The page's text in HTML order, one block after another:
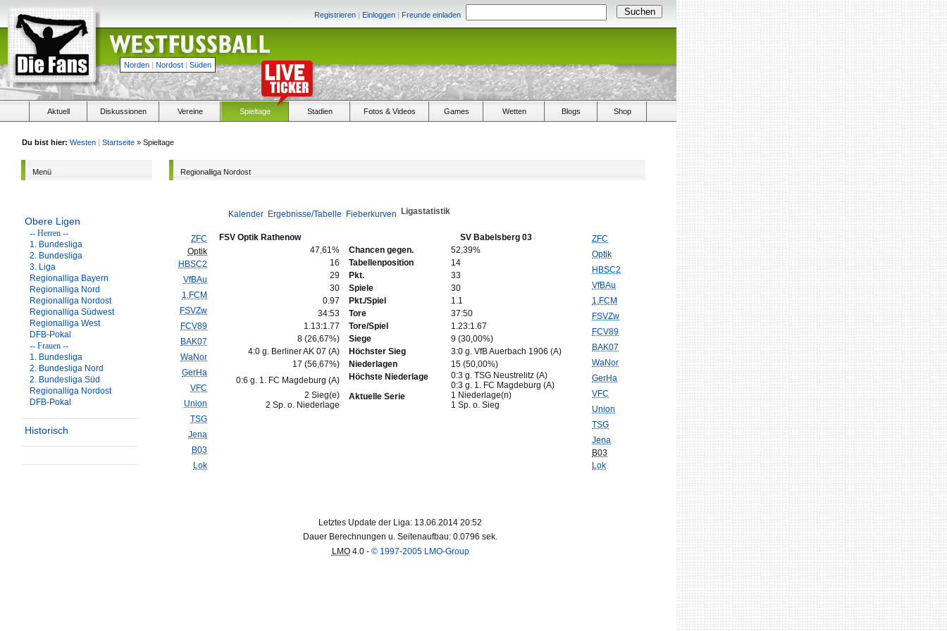
Registrieren | Einloggen | Freunde einladen
Norden | Nordost | Süden
Aktuell Diskussionen Vereine Spieltage Stadien Fotos & Videos Games Wetten Blogs Shop
Du bist hier: Westen | Startseite » Spieltage
Menü
Obere Ligen
-- Herren --
1. Bundesliga
2. Bundesliga
3. Liga
Regionalliga Bayern
Regionalliga Nord
Regionalliga Nordost
Regionalliga Südwest
Regionalliga West
DFB-Pokal
-- Frauen --
1. Bundesliga
2. Bundesliga Nord
2. Bundesliga Süd
Regionalliga Nordost
DFB-Pokal
Historisch
Regionalliga Nordost
Kalender Ergebnisse/Tabelle Fieberkurven Ligastatistik
ZFC
Optik
HBSC2
VfBAu
1.FCM
FSVZw
FCV89
BAK07
WaNor
GerHa
VFC
Union
TSG
Jena
B03
Lok
FSV Optik Rathenow
SV Babelsberg 03
47,61%
Chancen gegen.
52,39%
16
Tabellenposition
14
29
Pkt.
33
30
Spiele
30
0.97
Pkt./Spiel
1.1
34:53
Tore
37:50
1.13:1.77
Tore/Spiel
1.23:1.67
8 (26,67%)
Siege
9 (30,00%)
4:0 g. Berliner AK 07 (A)
Höchster Sieg
3:0 g. VfB Auerbach 1906 (A)
17 (56,67%)
Niederlagen
15 (50,00%)
0:6 g. 1. FC Magdeburg (A)
Höchste Niederlage
0:3 g. TSG Neustrelitz (A)
0:3 g. 1. FC Magdeburg (A)
2 Sieg(e)
2 Sp. o. Niederlage
Aktuelle Serie
1 Niederlage(n)
1 Sp. o. Sieg
ZFC
Optik
HBSC2
VfBAu
1.FCM
FSVZw
FCV89
BAK07
WaNor
GerHa
VFC
Union
TSG
Jena
B03
Lok
Letztes Update der Liga: 13.06.2014 20:52
Dauer Berechnungen u. Seitenaufbau: 0.0796 sek.
LMO4.0 - © 1997-2005 LMO-Group